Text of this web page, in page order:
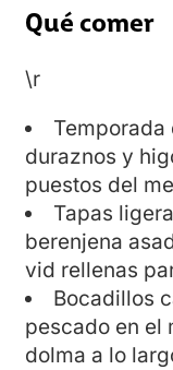
Qué comer
\r
Temporada
duraznos y
puestos del
Tapas
berenjena
vid rellenas
Bocadillos
pescado en el
dolma a lo